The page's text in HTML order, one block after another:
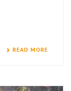
READ MORE